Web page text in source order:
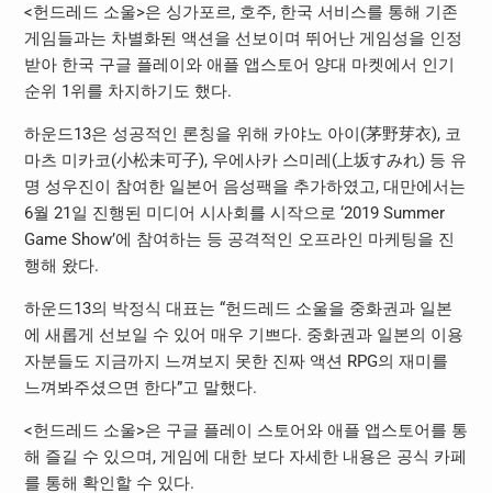
<헌드레드 소울>은 싱가포르, 호주, 한국 서비스를 통해 기존
게임들과는 차별화된 액션을 선보이며 뛰어난 게임성을 인정
받아 한국 구글 플레이와 애플 앱스토어 양대 마켓에서 인기
순위 1위를 차지하기도 했다.
하운드13은 성공적인 론칭을 위해 카야노 아이(茅野芽衣), 코
마츠 미카코(小松未可子), 우에사카 스미레(上坂すみれ) 등 유
명 성우진이 참여한 일본어 음성팩을 추가하였고, 대만에서는
6월 21일 진행된 미디어 시사회를 시작으로 ‘2019 Summer
Game Show’에 참여하는 등 공격적인 오프라인 마케팅을 진
행해 왔다.
하운드13의 박정식 대표는 “헌드레드 소울을 중화권과 일본
에 새롭게 선보일 수 있어 매우 기쁘다. 중화권과 일본의 이용
자분들도 지금까지 느껴보지 못한 진짜 액션 RPG의 재미를
느껴봐주셨으면 한다”고 말했다.
<헌드레드 소울>은 구글 플레이 스토어와 애플 앱스토어를 통
해 즐길 수 있으며, 게임에 대한 보다 자세한 내용은 공식 카페
를 통해 확인할 수 있다.